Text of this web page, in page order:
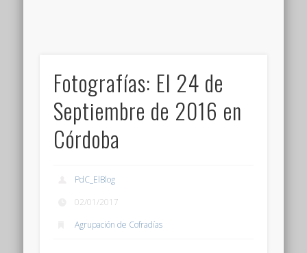
Fotografías: El 24 de
Septiembre de 2016 en
Córdoba
PdC_ElBlog
02/01/2017
Agrupación de Cofradías